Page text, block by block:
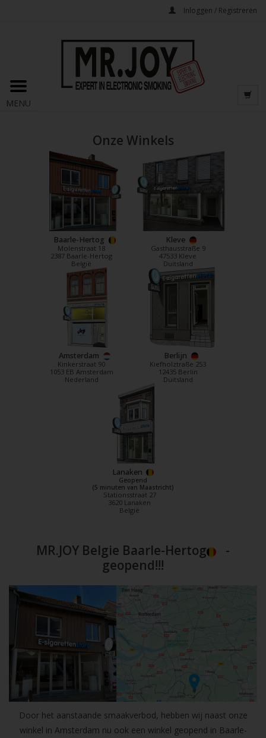
Inloggen / Registreren
MENU
Onze Winkels
Baarle-Hertog
Molenstraat 18
2387 Baarle-Hertog
België
Kleve
Gasthausstraße 9
47533 Kleve
Duitsland
Amsterdam
Kinkerstraat 90
1053 EB Amsterdam
Nederland
Berlijn
Kiefholztraße 253
12435 Berlin
Duitsland
Lanaken
Geopend
(5 minuten van Maastricht)
Stationsstraat 27
3620 Lanaken
België
MR.JOY Belgie Baarle-Hertog
-
geopend!!!
Door het aanstaande smaakverbod, hebben wij naast onze
winkel in Amsterdam nu ook een winkel geopend in Baarle-